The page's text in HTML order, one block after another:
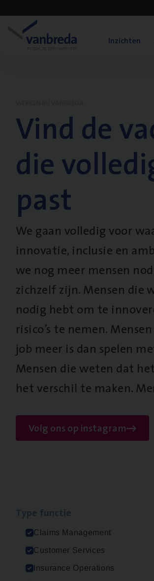
Inzichten
Vind de
die
past
We gaan volledig voor
innovatie, inclusie en
we nog meer mensen
zichzelf zijn. Mensen
nodig hebt om te
risico’s te nemen.
job meer is dan spelen
Mensen die weten dat
het verschil te maken.
Volg ons op instagram
Claims Management
Customer Services
Insurance Operations